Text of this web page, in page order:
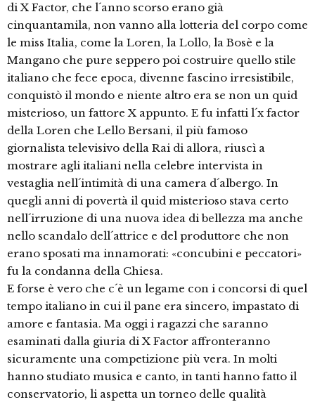
di X Factor, che l´anno scorso erano già
cinquantamila, non vanno alla lotteria del corpo come
le miss Italia, come la Loren, la Lollo, la Bosè e la
Mangano che pure seppero poi costruire quello stile
italiano che fece epoca, divenne fascino irresistibile,
conquistò il mondo e niente altro era se non un quid
misterioso, un fattore X appunto. E fu infatti l´x factor
della Loren che Lello Bersani, il più famoso
giornalista televisivo della Rai di allora, riuscì a
mostrare agli italiani nella celebre intervista in
vestaglia nell´intimità di una camera d´albergo. In
quegli anni di povertà il quid misterioso stava certo
nell´irruzione di una nuova idea di bellezza ma anche
nello scandalo dell´attrice e del produttore che non
erano sposati ma innamorati: «concubini e peccatori»
fu la condanna della Chiesa.
E forse è vero che c´è un legame con i concorsi di quel
tempo italiano in cui il pane era sincero, impastato di
amore e fantasia. Ma oggi i ragazzi che saranno
esaminati dalla giuria di X Factor affronteranno
sicuramente una competizione più vera. In molti
hanno studiato musica e canto, in tanti hanno fatto il
conservatorio, li aspetta un torneo delle qualità